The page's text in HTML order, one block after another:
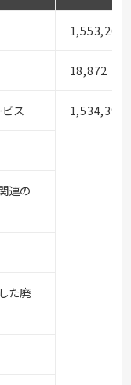
1,553,265
18,872
ス 1,534,393
連の
た廃